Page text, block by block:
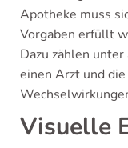
Apotheke muss
Vorgaben erfüllt
Dazu zählen
einen Arzt und
Visuelle